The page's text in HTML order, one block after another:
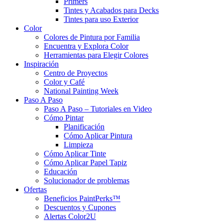
Tintes y Acabados para Decks
Tintes para uso Exterior
Color
Colores de Pintura por Familia
Encuentra y Explora Color
Herramientas para Elegir Colores
Inspiración
Centro de Proyectos
Color y Café
National Painting Week
Paso A Paso
Paso A Paso – Tutoriales en Video
Cómo Pintar
Planificación
Cómo Aplicar Pintura
Limpieza
Cómo Aplicar Tinte
Cómo Aplicar Papel Tapiz
Educación
Solucionador de problemas
Ofertas
Beneficios PaintPerks™
Descuentos y Cupones
Alertas Color2U